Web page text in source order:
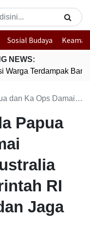
Sosial Budaya
NEWS:
Warga Terdampak
Apresiasi Pemerintah RI Bangun Papua dan Jaga Keamanan
Papua
RI
Jaga